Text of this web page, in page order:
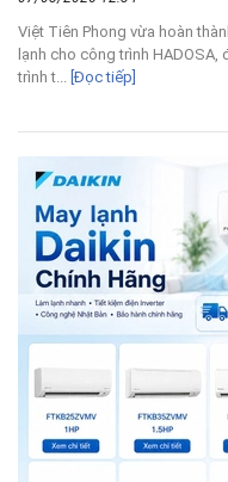
Việt Tiên Phong vừa hoàn
lạnh cho công trình
trình t... [Đọc tiếp]